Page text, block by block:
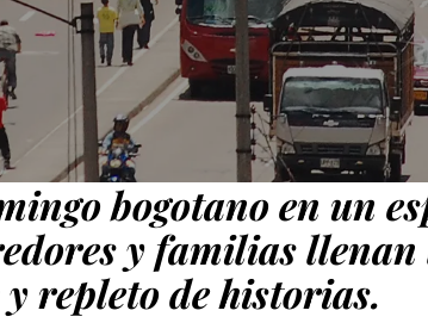
Síganos en
bogotano en un
y familias llenan
repleto de historias.